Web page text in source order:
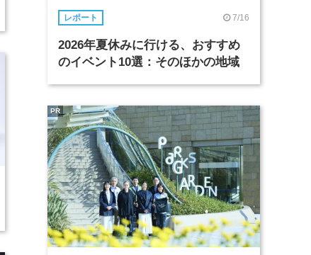
レポート 7/16
2026年夏休みに行ける、おすすめ
のイベント10選：そのほかの地域
PR